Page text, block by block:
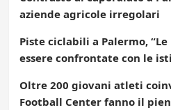
aziende agricole irregolari
Piste ciclabili a Palermo,
essere confrontate con le
Oltre 200 giovani atleti
Football Center fanno il